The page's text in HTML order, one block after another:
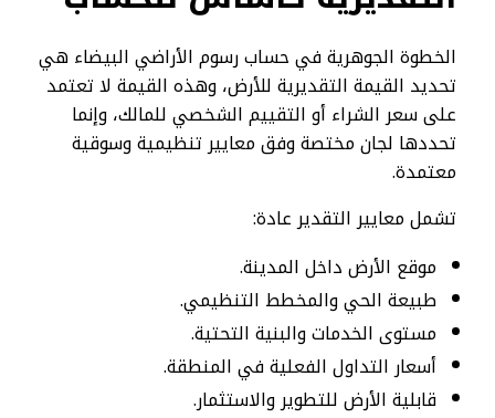
الخطوة الجوهرية في حساب رسوم الأراضي البيضاء هي
تحديد القيمة التقديرية للأرض، وهذه القيمة لا تعتمد
على سعر الشراء أو التقييم الشخصي للمالك، وإنما
تحددها لجان مختصة وفق معايير تنظيمية وسوقية
معتمدة.
تشمل معايير التقدير عادة:
موقع الأرض داخل المدينة.
طبيعة الحي والمخطط التنظيمي.
مستوى الخدمات والبنية التحتية.
أسعار التداول الفعلية في المنطقة.
قابلية الأرض للتطوير والاستثمار.